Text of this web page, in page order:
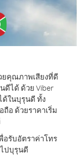
คุณภาพเสียงที่ดี
ดีได้ ด้วย Viber
ด้ในบุรุนดี ทั้ง
อ ด้วยราคาเริ่ม
อรับอัตราค่าโทร
ปบุรุนดี